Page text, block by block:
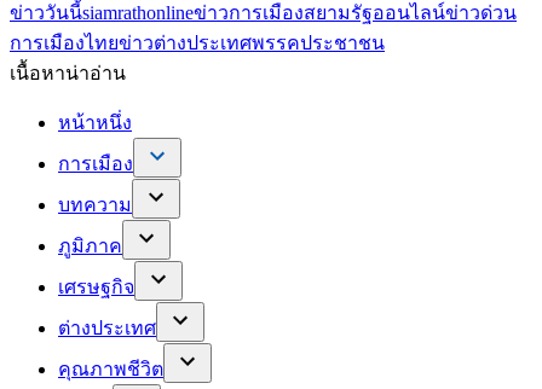
ข่าววันนี้siamrathonlineข่าวการเมืองสยามรัฐออนไลน์ข่าวด่วน
การเมืองไทยข่าวต่างประเทศพรรคประชาชน
เนื้อหาน่าอ่าน
หน้าหนึ่ง
การเมือง
บทความ
ภูมิภาค
เศรษฐกิจ
ต่างประเทศ
คุณภาพชีวิต